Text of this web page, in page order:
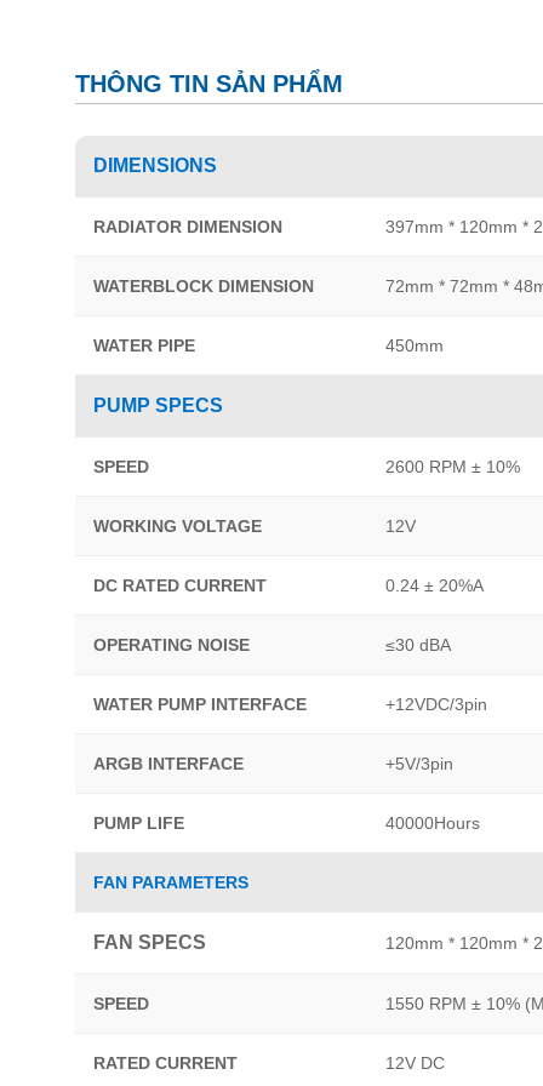
THÔNG TIN SẢN PHẨM
DIMENSIONS
RADIATOR DIMENSION 397mm * 120mm *
WATERBLOCK DIMENSION 72mm * 72mm *
WATER PIPE 450mm
PUMP SPECS
SPEED 2600 RPM ± 10%
WORKING VOLTAGE 12V
DC RATED CURRENT 0.24 ± 20%A
OPERATING NOISE ≤30 dBA
WATER PUMP INTERFACE +12VDC/3pin
ARGB INTERFACE +5V/3pin
PUMP LIFE 40000Hours
FAN PARAMETERS
FAN SPECS 120mm * 120mm *
SPEED 1550 RPM ± 10%
RATED CURRENT 12V DC